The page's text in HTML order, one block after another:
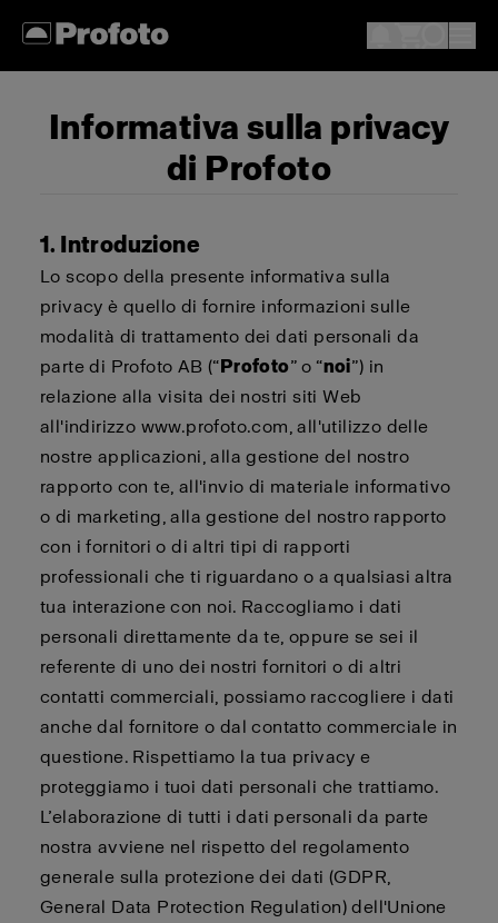
Informativa sulla privacy
di Profoto
1. Introduzione
Lo scopo della presente informativa sulla
privacy è quello di fornire informazioni sulle
modalità di trattamento dei dati personali da
parte di Profoto AB (“Profoto” o “noi”) in
relazione alla visita dei nostri siti Web
all'indirizzo www.profoto.com, all'utilizzo delle
nostre applicazioni, alla gestione del nostro
rapporto con te, all'invio di materiale informativo
o di marketing, alla gestione del nostro rapporto
con i fornitori o di altri tipi di rapporti
professionali che ti riguardano o a qualsiasi altra
tua interazione con noi. Raccogliamo i dati
personali direttamente da te, oppure se sei il
referente di uno dei nostri fornitori o di altri
contatti commerciali, possiamo raccogliere i dati
anche dal fornitore o dal contatto commerciale in
questione. Rispettiamo la tua privacy e
proteggiamo i tuoi dati personali che trattiamo.
L’elaborazione di tutti i dati personali da parte
nostra avviene nel rispetto del regolamento
generale sulla protezione dei dati (GDPR,
General Data Protection Regulation) dell'Unione